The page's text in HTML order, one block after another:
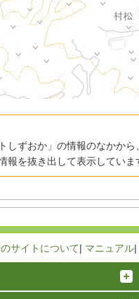
しずおか」の情報のなかか
報を抜き出して表示していま
のサイトについて| マニュアル|